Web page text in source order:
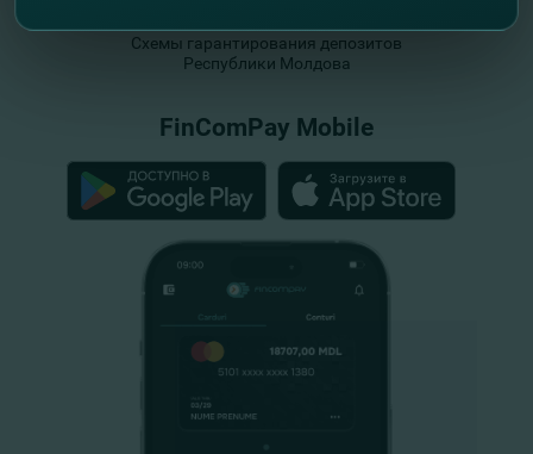
Схемы гарантирования депозитов
Республики Молдова
FinComPay Mobile